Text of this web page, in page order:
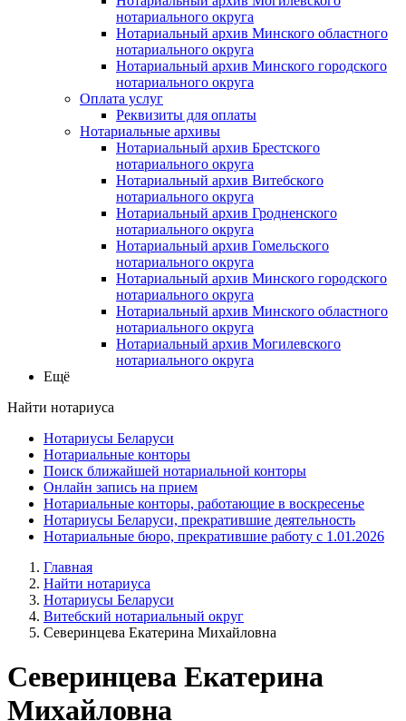
нотариального округа
Нотариальный архив Минского областного
нотариального округа
Нотариальный архив Минского городского
нотариального округа
Оплата услуг
Реквизиты для оплаты
Нотариальные архивы
Нотариальный архив Брестского
нотариального округа
Нотариальный архив Витебского
нотариального округа
Нотариальный архив Гродненского
нотариального округа
Нотариальный архив Гомельского
нотариального округа
Нотариальный архив Минского городского
нотариального округа
Нотариальный архив Минского областного
нотариального округа
Нотариальный архив Могилевского
нотариального округа
Ещё
Найти нотариуса
Нотариусы Беларуси
Нотариальные конторы
Поиск ближайшей нотариальной конторы
Онлайн запись на прием
Нотариальные конторы, работающие в воскресенье
Нотариусы Беларуси, прекратившие деятельность
Нотариальные бюро, прекратившие работу с 1.01.2026
Главная
Найти нотариуса
Нотариусы Беларуси
Витебский нотариальный округ
Северинцева Екатерина Михайловна
Северинцева Екатерина
Михайловна